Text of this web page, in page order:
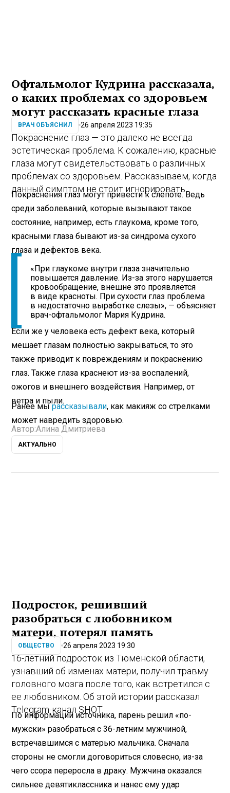
Офтальмолог Кудрина рассказала,
о каких проблемах со здоровьем
могут рассказать красные глаза
ВРАЧ ОБЪЯСНИЛ 26 апреля 2023 19:35
Покраснение глаз — это далеко не всегда
эстетическая проблема. К сожалению, красные
глаза могут свидетельствовать о различных
проблемах со здоровьем. Рассказываем, когда
данный симптом не стоит игнорировать.
Покраснения глаз могут привести к слепоте. Ведь
среди заболеваний, которые вызывают такое
состояние, например, есть глаукома, кроме того,
красными глаза бывают из-за синдрома сухого
глаза и дефектов века.
«При глаукоме внутри глаза значительно
повышается давление. Из-за этого нарушается
кровообращение, внешне это проявляется
в виде красноты. При сухости глаз проблема
в недостаточно выработке слезы», — объясняет
врач-офтальмолог Мария Кудрина.
Если же у человека есть дефект века, который
мешает глазам полностью закрываться, то это
также приводит к повреждениям и покраснению
глаз. Также глаза краснеют из-за воспалений,
ожогов и внешнего воздействия. Например, от
ветра и пыли.
Ранее мырассказывали, как макияж со стрелками
может навредить здоровью.
Автор:Алина Дмитриева
АКТУАЛЬНО
Подросток, решивший
разобраться с любовником
матери, потерял память
ОБЩЕСТВО 26 апреля 2023 19:30
16-летний подросток из Тюменской области,
узнавший об изменах матери, получил травму
головного мозга после того, как встретился с
ее любовником. Об этой истории рассказал
Telegram-канал SHOT.
По информации источника, парень решил «по-
мужски» разобраться с 36-летним мужчиной,
встречавшимся с матерью мальчика. Сначала
стороны не смогли договориться словесно, из-за
чего ссора переросла в драку. Мужчина оказался
сильнее девятиклассника и нанес ему удар